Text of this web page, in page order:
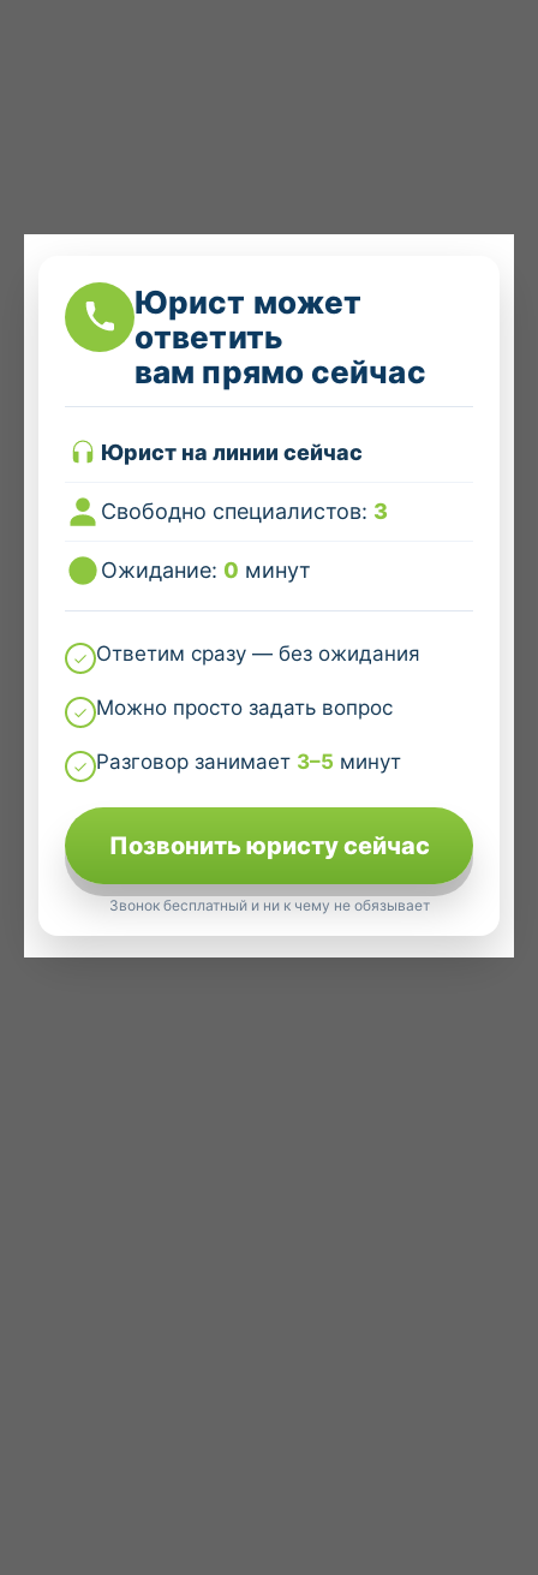
Юрист может
ответить
вам прямо сейчас
Юрист на линии сейчас
Свободно специалистов: 3
Ожидание: 0 минут
Ответим сразу — без ожидания
Можно просто задать вопрос
Разговор занимает 3–5 минут
Позвонить юристу сейчас
Звонок бесплатный и ни к чему не обязывает